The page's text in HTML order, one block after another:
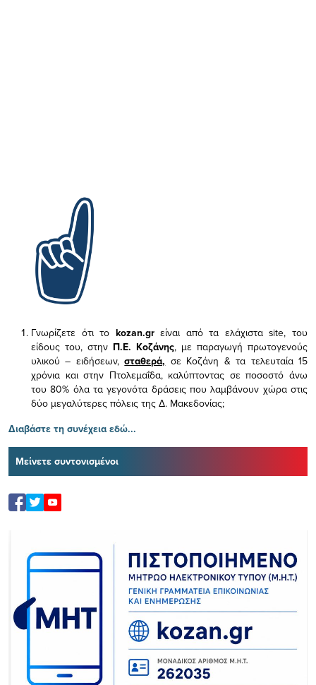
Γνωρίζετε ότι το kozan.gr είναι από τα ελάχισταsite, του
είδους του, στην Π.Ε. Κοζάνης, με παραγωγή πρωτογενούς
υλικού – ειδήσεων,σταθερά, σε Κοζάνη & τα τελευταία 15
χρόνια και στην Πτολεμαΐδα, καλύπτοντας σε ποσοστό άνω
του 80% όλα τα γεγονότα δράσεις που λαμβάνουν χώρα στις
δύο μεγαλύτερες πόλεις της Δ. Μακεδονίας;
Διαβάστε τη συνέχεια εδώ...
Μείνετε συντονισμένοι